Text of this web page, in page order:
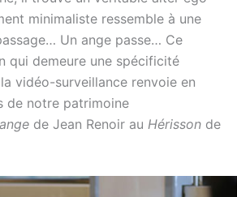
minimaliste ressemble à une
Un ange passe… Ce
qui demeure une spécificité
vidéo-surveillance renvoie en
de notre patrimoine
de Jean Renoir au Hérisson de